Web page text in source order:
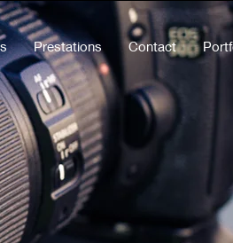
Prestations Contact